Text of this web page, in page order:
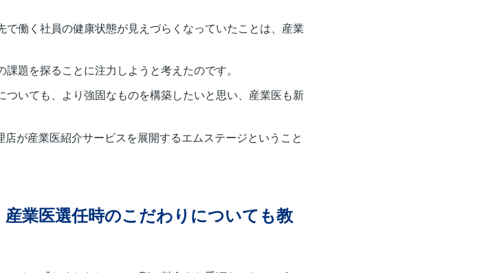
働く社員の健康状態が見えづらくなっていたことは、産業
題を探ることに注力しようと考えたのです。
ついても、より強固なものを構築したいと思い、産業医も新
が産業医紹介サービスを展開するエムステージということ
業医選任時のこだわりについても教